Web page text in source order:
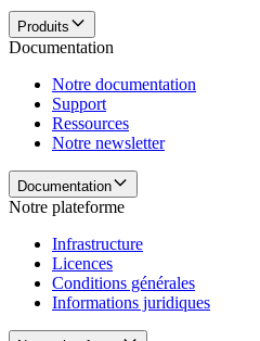
Produits
Documentation
Notre documentation
Support
Ressources
Notre newsletter
Documentation
Notre plateforme
Infrastructure
Licences
Conditions générales
Informations juridiques